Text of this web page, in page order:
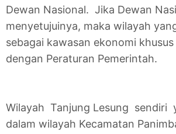
Dewan Nasional. Jika Dewan
menyetujuinya, maka wilayah
sebagai kawasan ekonomi
dengan Peraturan Pemerintah.
Wilayah Tanjung Lesung sendiri
dalam wilayah Kecamatan